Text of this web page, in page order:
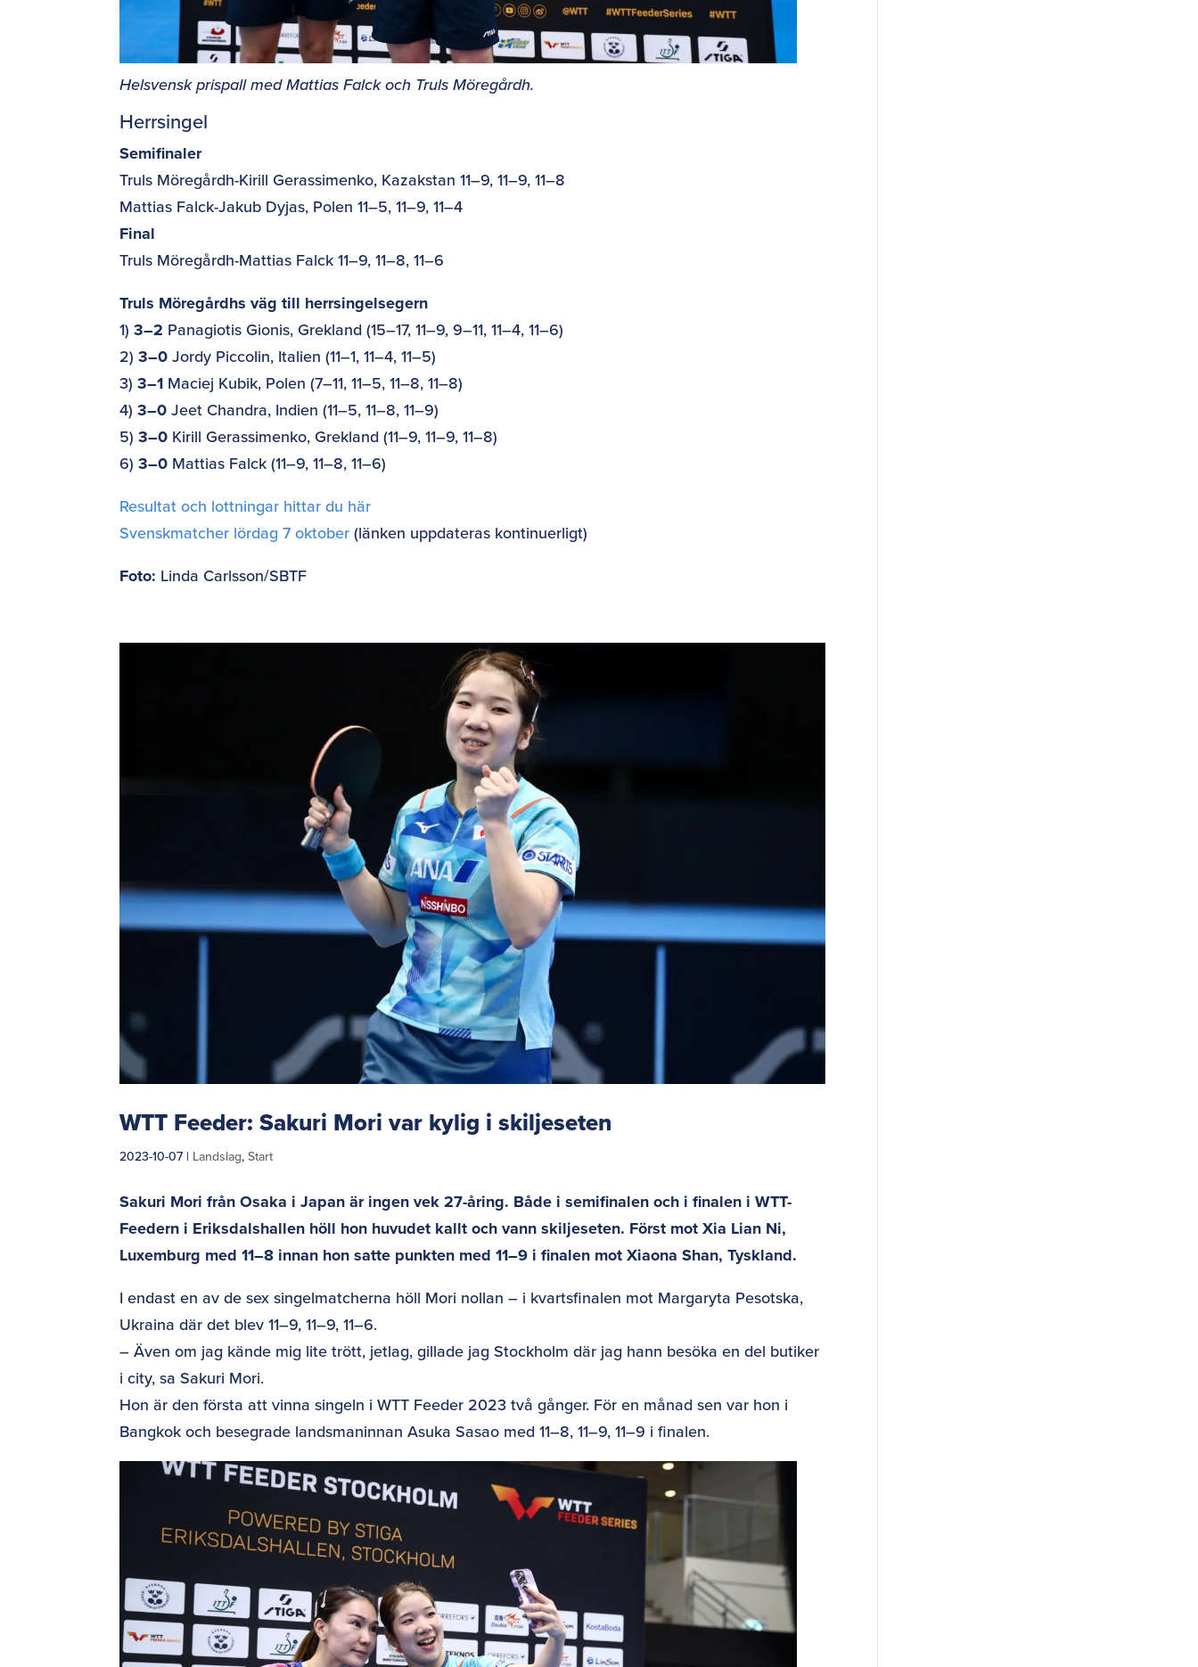
Helsvensk prispall med Mattias Falck och Truls Möregårdh.
Herrsingel
Semifinaler
Truls Möregårdh-Kirill Gerassimenko, Kazakstan 11–9, 11–9, 11–8
Mattias Falck-Jakub Dyjas, Polen 11–5, 11–9, 11–4
Final
Truls Möregårdh-Mattias Falck 11–9, 11–8, 11–6
Truls Möregårdhs väg till herrsingelsegern
1)3–2 Panagiotis Gionis, Grekland (15–17, 11–9, 9–11, 11–4, 11–6)
2)3–0 Jordy Piccolin, Italien (11–1, 11–4, 11–5)
3)3–1 Maciej Kubik, Polen (7–11, 11–5, 11–8, 11–8)
4)3–0 Jeet Chandra, Indien (11–5, 11–8, 11–9)
5)3–0 Kirill Gerassimenko, Grekland (11–9, 11–9, 11–8)
6)3–0 Mattias Falck (11–9, 11–8, 11–6)
Resultat och lottningar hittar du här
Svenskmatcher lördag 7 oktober(länken uppdateras kontinuerligt)
Foto: Linda Carlsson/SBTF
WTT Feeder: Sakuri Mori var kylig i skiljeseten
2023-10-07 | Landslag,Start
Sakuri Mori från Osaka i Japan är ingen vek 27-åring. Både i semifinalen och i finalen i WTT-
Feedern i Eriksdalshallen höll hon huvudet kallt och vann skiljeseten. Först mot Xia Lian Ni,
Luxemburg med 11–8 innan hon satte punkten med 11–9 i finalen mot Xiaona Shan, Tyskland.
I endast en av de sex singelmatcherna höll Mori nollan – i kvartsfinalen mot Margaryta Pesotska,
Ukraina där det blev 11–9, 11–9, 11–6.
– Även om jag kände mig lite trött, jetlag, gillade jag Stockholm där jag hann besöka en del butiker
i city, sa Sakuri Mori.
Hon är den första att vinna singeln i WTT Feeder 2023 två gånger. För en månad sen var hon i
Bangkok och besegrade landsmaninnan Asuka Sasao med 11–8, 11–9, 11–9 i finalen.